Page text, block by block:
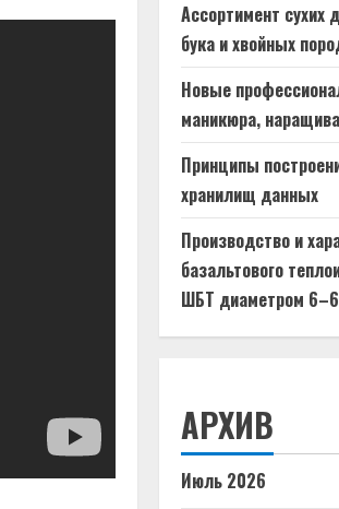
Ассортимент сухих
бука и хвойных
Новые
маникюра,
Принципы
хранилищ данных
Производство и
базальтового
ШБТ диаметром
АРХИВ
Июль 2026